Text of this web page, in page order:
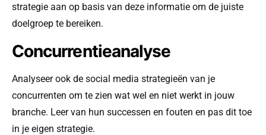
strategie aan op basis van deze informatie om de juiste
doelgroep te bereiken.
Concurrentieanalyse
Analyseer ook de social media strategieën van je
concurrenten om te zien wat wel en niet werkt in jouw
branche. Leer van hun successen en fouten en pas dit toe
in je eigen strategie.